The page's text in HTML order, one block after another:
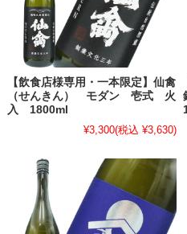
【飲食店様専用・一本限定】仙禽
（せんきん） モダン 壱式 火
入 1800ml
¥3,300(税込 ¥3,630)